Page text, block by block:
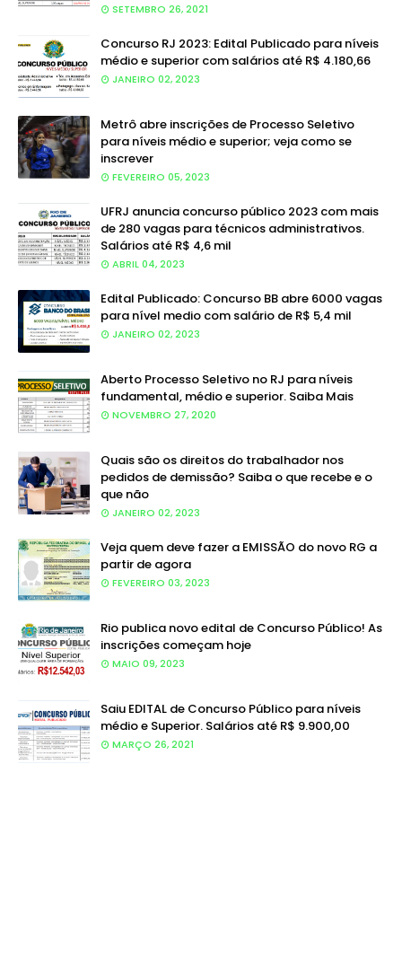
SETEMBRO 26, 2021
Concurso RJ 2023: Edital Publicado para níveis
médio e superior com salários até R$ 4.180,66
JANEIRO 02, 2023
Metrô abre inscrições de Processo Seletivo
para níveis médio e superior; veja como se
inscrever
FEVEREIRO 05, 2023
UFRJ anuncia concurso público 2023 com mais
de 280 vagas para técnicos administrativos.
Salários até R$ 4,6 mil
ABRIL 04, 2023
Edital Publicado: Concurso BB abre 6000 vagas
para nível medio com salário de R$ 5,4 mil
JANEIRO 02, 2023
Aberto Processo Seletivo no RJ para níveis
fundamental, médio e superior. Saiba Mais
NOVEMBRO 27, 2020
Quais são os direitos do trabalhador nos
pedidos de demissão? Saiba o que recebe e o
que não
JANEIRO 02, 2023
Veja quem deve fazer a EMISSÃO do novo RG a
partir de agora
FEVEREIRO 03, 2023
Rio publica novo edital de Concurso Público! As
inscrições começam hoje
MAIO 09, 2023
Saiu EDITAL de Concurso Público para níveis
médio e Superior. Salários até R$ 9.900,00
MARÇO 26, 2021